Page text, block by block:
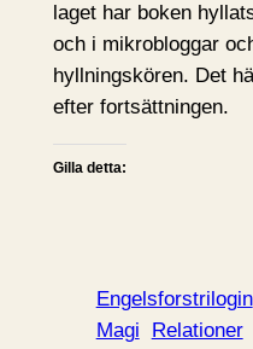
laget har boken
och i mikrobloggar
hyllningskören. Det
efter fortsättningen.
Gilla detta:
Engelsforstrilogin
Magi
Relationer